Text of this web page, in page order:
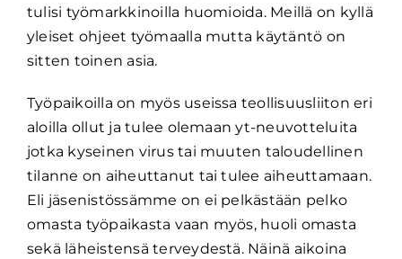
tulisi työmarkkinoilla huomioida. Meillä on kyllä
yleiset ohjeet työmaalla mutta käytäntö on
sitten toinen asia.
Työpaikoilla on myös useissa teollisuusliiton eri
aloilla ollut ja tulee olemaan yt-neuvotteluita
jotka kyseinen virus tai muuten taloudellinen
tilanne on aiheuttanut tai tulee aiheuttamaan.
Eli jäsenistössämme on ei pelkästään pelko
omasta työpaikasta vaan myös, huoli omasta
sekä läheistensä terveydestä. Näinä aikoina